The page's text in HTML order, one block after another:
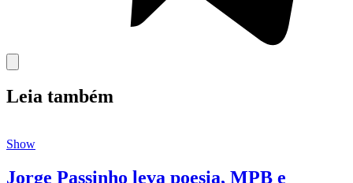
Leia também
Show
Jorge Passinho leva poesia, MPB e